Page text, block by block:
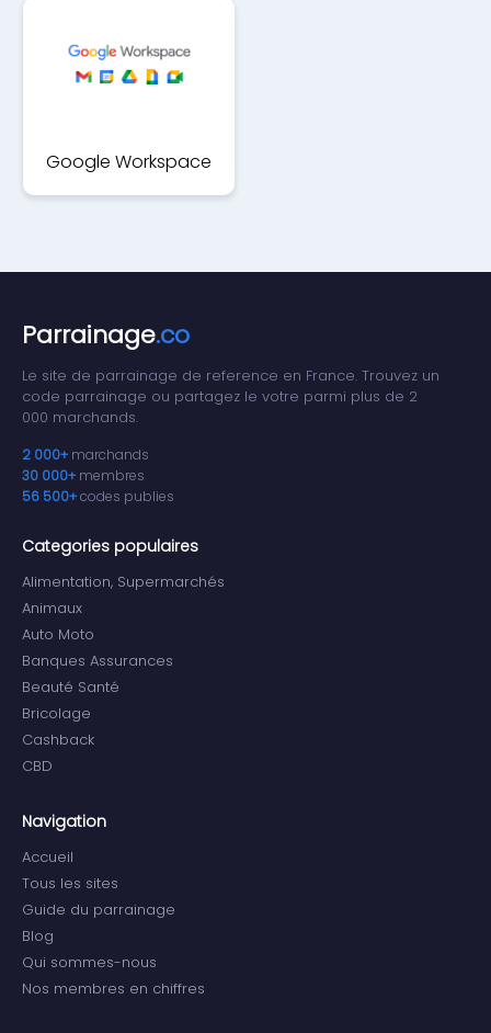
Google Workspace
Parrainage.co
Le site de parrainage de reference en France. Trouvez un
code parrainage ou partagez le votre parmi plus de 2
000 marchands.
2 000+ marchands
30 000+ membres
56 500+codes publies
Categories populaires
Alimentation, Supermarchés
Animaux
Auto Moto
Banques Assurances
Beauté Santé
Bricolage
Cashback
CBD
Navigation
Accueil
Tous les sites
Guide du parrainage
Blog
Qui sommes-nous
Nos membres en chiffres